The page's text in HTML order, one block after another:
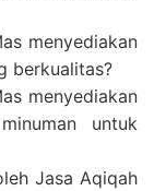
menyediakan
berkualitas?
menyediakan
untuk
Jasa Aqiqah